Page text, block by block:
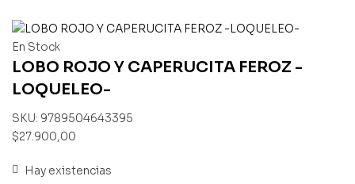
En Stock
LOBO ROJO Y CAPERUCITA FEROZ -
LOQUELEO-
SKU: 9789504643395
$27.900,00
Hay existencias